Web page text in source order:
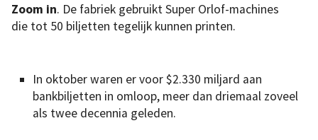
Zoom in. De fabriek gebruikt Super Orlof-machines
die tot 50 biljetten tegelijk kunnen printen.
In oktober waren er voor $2.330 miljard aan
bankbiljetten in omloop, meer dan driemaal zoveel
als twee decennia geleden.